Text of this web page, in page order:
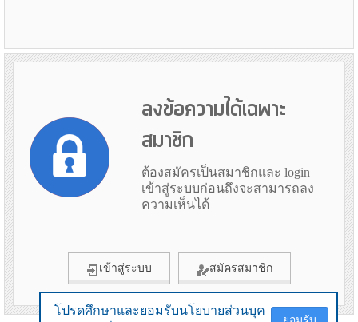
โปรดศึกษาและยอมรับนโยบายส่วนบุค
ลงข้อความได้เฉพาะ
สมาชิก
ต้องสมัครเป็นสมาชิกและ login
เข้าสู่ระบบก่อนถึงจะสามารถลง
ความเห็นได้
เข้าสู่ระบบ สมัครสมาชิก
โปรดศึกษาและยอมรับนโยบายส่วนบุค